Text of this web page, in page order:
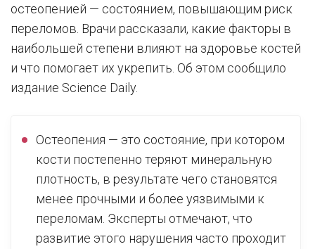
остеопенией — состоянием, повышающим риск
переломов. Врачи рассказали, какие факторы в
наибольшей степени влияют на здоровье костей
и что помогает их укрепить. Об этом сообщило
издание Science Daily.
Остеопения — это состояние, при котором
кости постепенно теряют минеральную
плотность, в результате чего становятся
менее прочными и более уязвимыми к
переломам. Эксперты отмечают, что
развитие этого нарушения часто проходит